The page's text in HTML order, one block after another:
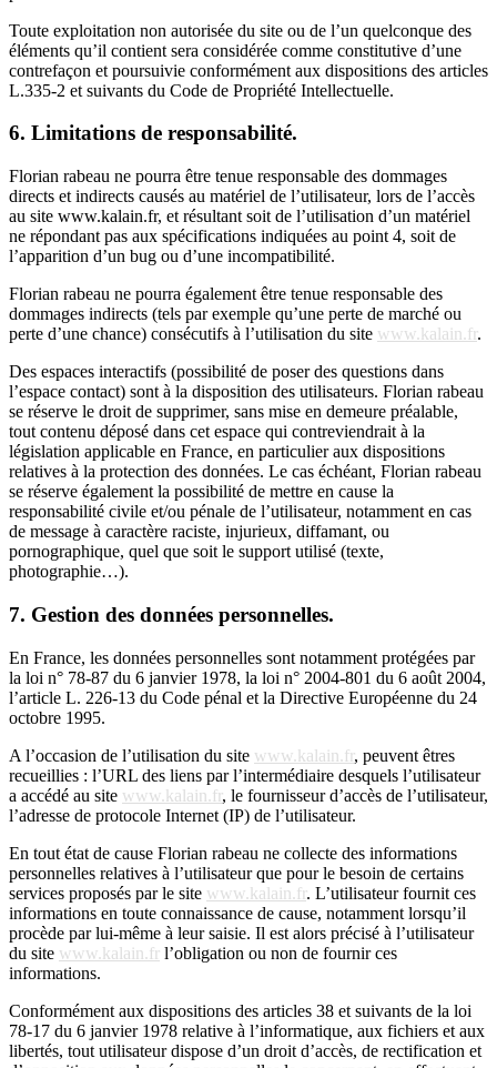
Toute exploitation non autorisée du site ou de l’un quelconque des
éléments qu’il contient sera considérée comme constitutive d’une
contrefaçon et poursuivie conformément aux dispositions des articles
L.335-2 et suivants du Code de Propriété Intellectuelle.
6. Limitations de responsabilité.
Florian rabeau ne pourra être tenue responsable des dommages
directs et indirects causés au matériel de l’utilisateur, lors de l’accès
au site www.kalain.fr, et résultant soit de l’utilisation d’un matériel
ne répondant pas aux spécifications indiquées au point 4, soit de
l’apparition d’un bug ou d’une incompatibilité.
Florian rabeau ne pourra également être tenue responsable des
dommages indirects (tels par exemple qu’une perte de marché ou
perte d’une chance) consécutifs à l’utilisation du site www.kalain.fr.
Des espaces interactifs (possibilité de poser des questions dans
l’espace contact) sont à la disposition des utilisateurs. Florian rabeau
se réserve le droit de supprimer, sans mise en demeure préalable,
tout contenu déposé dans cet espace qui contreviendrait à la
législation applicable en France, en particulier aux dispositions
relatives à la protection des données. Le cas échéant, Florian rabeau
se réserve également la possibilité de mettre en cause la
responsabilité civile et/ou pénale de l’utilisateur, notamment en cas
de message à caractère raciste, injurieux, diffamant, ou
pornographique, quel que soit le support utilisé (texte,
photographie…).
7. Gestion des données personnelles.
En France, les données personnelles sont notamment protégées par
la loi n° 78-87 du 6 janvier 1978, la loi n° 2004-801 du 6 août 2004,
l’article L. 226-13 du Code pénal et la Directive Européenne du 24
octobre 1995.
A l’occasion de l’utilisation du site www.kalain.fr, peuvent êtres
recueillies : l’URL des liens par l’intermédiaire desquels l’utilisateur
a accédé au site www.kalain.fr, le fournisseur d’accès de l’utilisateur,
l’adresse de protocole Internet (IP) de l’utilisateur.
En tout état de cause Florian rabeau ne collecte des informations
personnelles relatives à l’utilisateur que pour le besoin de certains
services proposés par le site www.kalain.fr. L’utilisateur fournit ces
informations en toute connaissance de cause, notamment lorsqu’il
procède par lui-même à leur saisie. Il est alors précisé à l’utilisateur
du site www.kalain.fr l’obligation ou non de fournir ces
informations.
Conformément aux dispositions des articles 38 et suivants de la loi
78-17 du 6 janvier 1978 relative à l’informatique, aux fichiers et aux
libertés, tout utilisateur dispose d’un droit d’accès, de rectification et